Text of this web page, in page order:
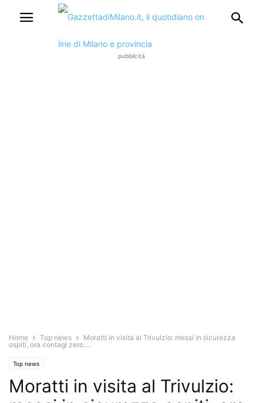
pubblicità
Home Top news
Moratti in visita al Trivulzio: messi in sicurezza
ospiti, ora contagi zero....
Top news
Moratti in visita al Trivulzio: